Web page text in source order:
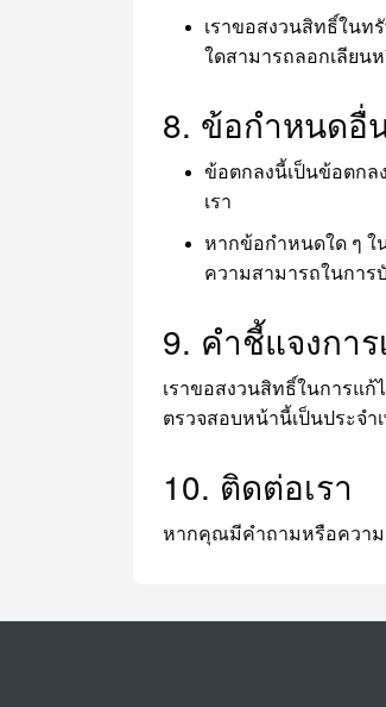
เราขอสงวนสิทธิ์ในท
ใดสามารถลอกเลียน
8. ข้อกำหนดอื่
ข้อตกลงนี้เป็นข้อตกล
เรา
หากข้อกำหนดใด ๆ ใ
ความสามารถในกา
9. คำชี้แจงกา
เราขอสงวนสิทธิ์ในการแ
ตรวจสอบหน้านี้เป็นประจ
10. ติดต่อเรา
หากคุณมีคำถามหรือความ